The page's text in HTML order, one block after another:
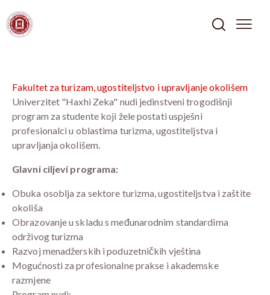
Fakultet za turizam, ugostiteljstvo i upravljanje okolišem
Univerzitet "Haxhi Zeka" nudi jedinstveni trogodišnji
program za studente koji žele postati uspješni
profesionalci u oblastima turizma, ugostiteljstva i
upravljanja okolišem.
Glavni ciljevi programa:
Obuka osoblja za sektore turizma, ugostiteljstva i zaštite
okoliša
Obrazovanje u skladu s međunarodnim standardima
održivog turizma
Razvoj menadžerskih i poduzetničkih vještina
Mogućnosti za profesionalne prakse i akademske
razmjene